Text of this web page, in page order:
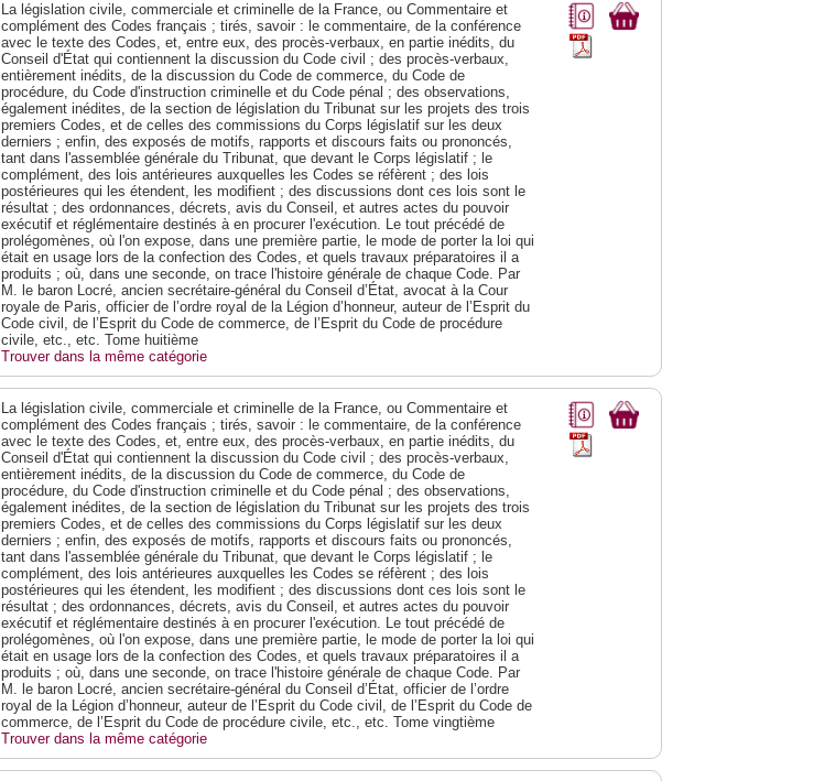
La législation civile, commerciale et criminelle de la France, ou Commentaire et
complément des Codes français ; tirés, savoir : le commentaire, de la conférence
avec le texte des Codes, et, entre eux, des procès-verbaux, en partie inédits, du
Conseil d'État qui contiennent la discussion du Code civil ; des procès-verbaux,
entièrement inédits, de la discussion du Code de commerce, du Code de
procédure, du Code d'instruction criminelle et du Code pénal ; des observations,
également inédites, de la section de législation du Tribunat sur les projets des trois
premiers Codes, et de celles des commissions du Corps législatif sur les deux
derniers ; enfin, des exposés de motifs, rapports et discours faits ou prononcés,
tant dans l'assemblée générale du Tribunat, que devant le Corps législatif ; le
complément, des lois antérieures auxquelles les Codes se réfèrent ; des lois
postérieures qui les étendent, les modifient ; des discussions dont ces lois sont le
résultat ; des ordonnances, décrets, avis du Conseil, et autres actes du pouvoir
exécutif et réglémentaire destinés à en procurer l'exécution. Le tout précédé de
prolégomènes, où l'on expose, dans une première partie, le mode de porter la loi qui
était en usage lors de la confection des Codes, et quels travaux préparatoires il a
produits ; où, dans une seconde, on trace l'histoire générale de chaque Code. Par
M. le baron Locré, ancien secrétaire-général du Conseil d’État, avocat à la Cour
royale de Paris, officier de l’ordre royal de la Légion d’honneur, auteur de l’Esprit du
Code civil, de l’Esprit du Code de commerce, de l’Esprit du Code de procédure
civile, etc., etc. Tome huitième
Trouver dans la même catégorie
La législation civile, commerciale et criminelle de la France, ou Commentaire et
complément des Codes français ; tirés, savoir : le commentaire, de la conférence
avec le texte des Codes, et, entre eux, des procès-verbaux, en partie inédits, du
Conseil d'État qui contiennent la discussion du Code civil ; des procès-verbaux,
entièrement inédits, de la discussion du Code de commerce, du Code de
procédure, du Code d'instruction criminelle et du Code pénal ; des observations,
également inédites, de la section de législation du Tribunat sur les projets des trois
premiers Codes, et de celles des commissions du Corps législatif sur les deux
derniers ; enfin, des exposés de motifs, rapports et discours faits ou prononcés,
tant dans l'assemblée générale du Tribunat, que devant le Corps législatif ; le
complément, des lois antérieures auxquelles les Codes se réfèrent ; des lois
postérieures qui les étendent, les modifient ; des discussions dont ces lois sont le
résultat ; des ordonnances, décrets, avis du Conseil, et autres actes du pouvoir
exécutif et réglémentaire destinés à en procurer l'exécution. Le tout précédé de
prolégomènes, où l'on expose, dans une première partie, le mode de porter la loi qui
était en usage lors de la confection des Codes, et quels travaux préparatoires il a
produits ; où, dans une seconde, on trace l'histoire générale de chaque Code. Par
M. le baron Locré, ancien secrétaire-général du Conseil d’État, officier de l’ordre
royal de la Légion d’honneur, auteur de l’Esprit du Code civil, de l’Esprit du Code de
commerce, de l’Esprit du Code de procédure civile, etc., etc. Tome vingtième
Trouver dans la même catégorie